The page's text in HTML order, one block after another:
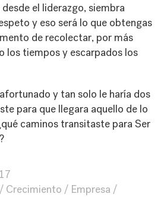
desde el liderazgo, siembra
y eso será lo que obtengas
de recolectar, por más
los tiempos y escarpados los
y tan solo le haría dos
para que llegara aquello de lo
caminos transitaste para Ser
Crecimiento
Empresa